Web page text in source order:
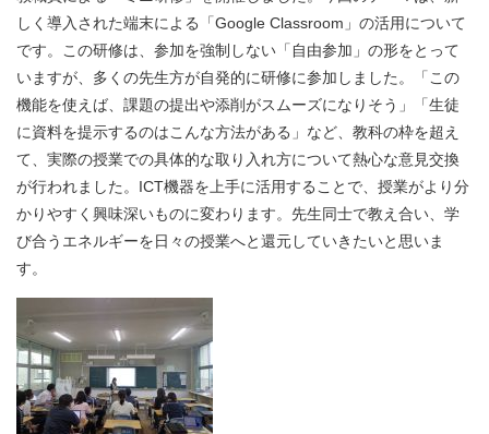
しく導入された端末による「Google Classroom」の活用について
です。この研修は、参加を強制しない「自由参加」の形をとって
いますが、多くの先生方が自発的に研修に参加しました。「この
機能を使えば、課題の提出や添削がスムーズになりそう」「生徒
に資料を提示するのはこんな方法がある」など、教科の枠を超え
て、実際の授業での具体的な取り入れ方について熱心な意見交換
が行われました。ICT機器を上手に活用することで、授業がより分
かりやすく興味深いものに変わります。先生同士で教え合い、学
び合うエネルギーを日々の授業へと還元していきたいと思いま
す。